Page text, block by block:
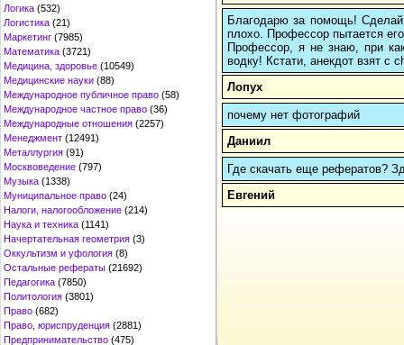
Логика (532)
Логистика (21)
Маркетинг (7985)
Математика (3721)
Медицина, здоровье (10549)
Медицинские науки (88)
Международное публичное право (58)
Международное частное право (36)
Международные отношения (2257)
Менеджмент (12491)
Металлургия (91)
Москвоведение (797)
Музыка (1338)
Муниципальное право (24)
Налоги, налогообложение (214)
Наука и техника (1141)
Начертательная геометрия (3)
Оккультизм и уфология (8)
Остальные рефераты (21692)
Педагогика (7850)
Политология (3801)
Право (682)
Право, юриспруденция (2881)
Предпринимательство (475)
Благодарю за помощь! Сделай
плохо. Профессор пытается
Профессор, я не знаю, при
водку! Кстати, анекдот взят с
Лопух
почему нет фотографий
Даниил
Где скачать еще рефератов?
Евгений